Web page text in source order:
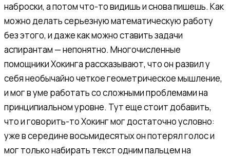
наброски, а потом что-то видишь и снова пишешь. Как
можно делать серьезную математическую работу
без этого, и даже как можно ставить задачи
аспирантам — непонятно. Многочисленные
помощники Хокинга рассказывают, что он развил у
себя необычайно четкое геометрическое мышление,
и мог в уме работать со сложными проблемами на
принципиальном уровне. Тут еще стоит добавить,
что и говорить-то Хокинг мог достаточно условно:
уже в середине восьмидесятых он потерял голос и
мог только набирать текст одним пальцем на